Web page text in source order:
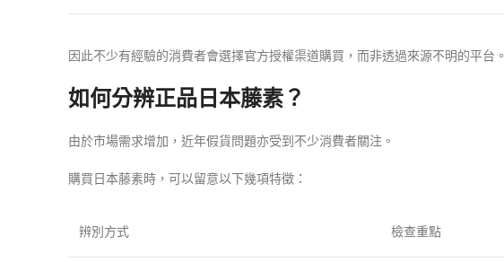
因此不少有經驗的消費者會選擇官方授權渠道購買，而非透過來源不明的平台。
如何分辨正品日本藤素？
由於市場需求增加，近年假貨問題亦受到不少消費者關注。
購買日本藤素時，可以留意以下幾項特徵：
辨別方式 檢查重點